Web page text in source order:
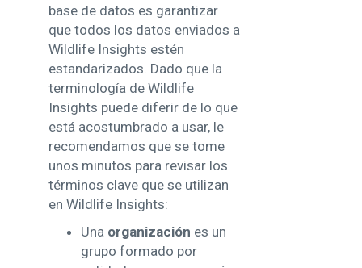
base de datos es garantizar
que todos los datos enviados a
Wildlife Insights estén
estandarizados. Dado que la
terminología de Wildlife
Insights puede diferir de lo que
está acostumbrado a usar, le
recomendamos que se tome
unos minutos para revisar los
términos clave que se utilizan
en Wildlife Insights:
Una organización es un
grupo formado por